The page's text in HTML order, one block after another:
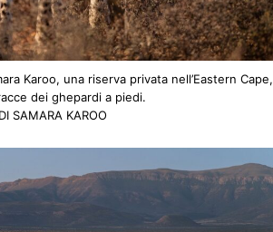
Karoo, una riserva privata nell’Eastern Cape,
dei ghepardi a piedi.
SAMARA KAROO